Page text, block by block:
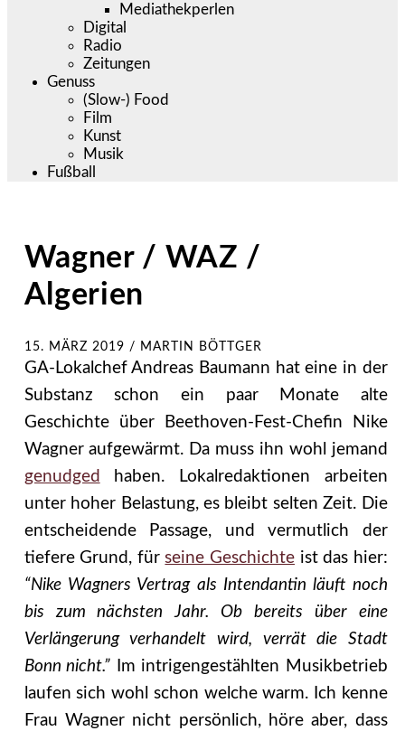
Mediathekperlen
Digital
Radio
Zeitungen
Genuss
(Slow-) Food
Film
Kunst
Musik
Fußball
Wagner / WAZ /
Algerien
15. MÄRZ 2019 / MARTIN BÖTTGER
GA-Lokalchef Andreas Baumann hat eine in der
Substanz schon ein paar Monate alte
Geschichte über Beethoven-Fest-Chefin Nike
Wagner aufgewärmt. Da muss ihn wohl jemand
genudged
haben. Lokalredaktionen arbeiten
unter hoher Belastung, es bleibt selten Zeit. Die
entscheidende Passage, und vermutlich der
tiefere Grund, fürseine Geschichte ist das hier:
“Nike Wagners Vertrag als Intendantin läuft noch
bis zum nächsten Jahr. Ob bereits über eine
Verlängerung verhandelt wird, verrät die Stadt
Bonn nicht.” Im intrigengestählten Musikbetrieb
laufen sich wohl schon welche warm. Ich kenne
Frau Wagner nicht persönlich, höre aber, dass